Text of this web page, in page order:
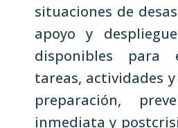
situaciones de
apoyo y
disponibles para
tareas, actividades
preparación,
inmediata y